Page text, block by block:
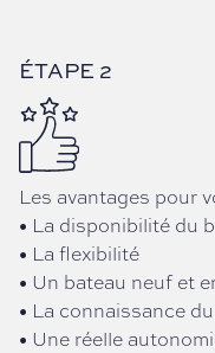
ÉTAPE 2
Les avantages pour
• La disponibilité du
• La flexibilité
• Un bateau neuf et
• La connaissance
• Une réelle